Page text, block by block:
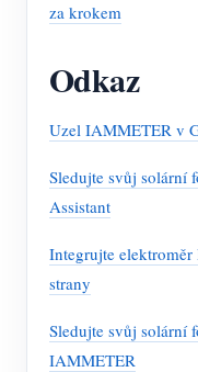
Řídicí
Tovární
Rychlý start
FAQ
Zprávy
Společenství
za krokem
Odkaz
Uzel IAMMETER v
Sledujte svůj solární
Assistant
Integrujte
strany
Sledujte svůj solární
IAMMETER